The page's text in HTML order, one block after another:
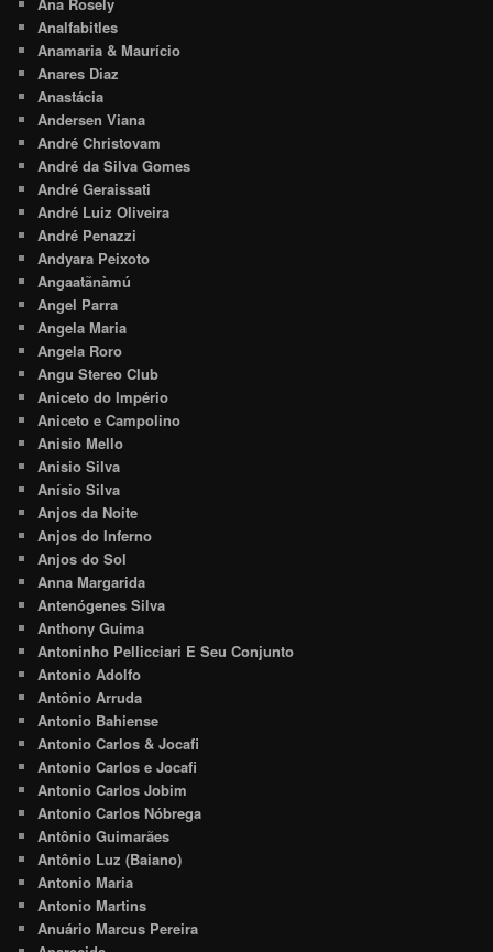
Analfabitles
Anamaria & Maurício
Anares Diaz
Anastácia
Andersen Viana
André Christovam
André da Silva Gomes
André Geraissati
André Luiz Oliveira
André Penazzi
Andyara Peixoto
Angaatãnàmú
Angel Parra
Angela Maria
Angela Roro
Angu Stereo Club
Aniceto do Império
Aniceto e Campolino
Anisio Mello
Anisio Silva
Anísio Silva
Anjos da Noite
Anjos do Inferno
Anjos do Sol
Anna Margarida
Antenógenes Silva
Anthony Guima
Antoninho Pellicciari E Seu Conjunto
Antonio Adolfo
Antônio Arruda
Antonio Bahiense
Antonio Carlos & Jocafi
Antonio Carlos e Jocafi
Antonio Carlos Jobim
Antonio Carlos Nóbrega
Antônio Guimarães
Antônio Luz (Baiano)
Antonio Maria
Antonio Martins
Anuário Marcus Pereira